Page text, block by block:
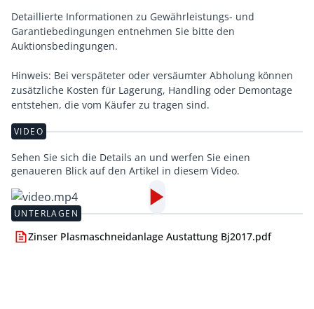
Detaillierte Informationen zu Gewährleistungs- und
Garantiebedingungen entnehmen Sie bitte den
Auktionsbedingungen.
Hinweis: Bei verspäteter oder versäumter Abholung können
zusätzliche Kosten für Lagerung, Handling oder Demontage
entstehen, die vom Käufer zu tragen sind.
VIDEO
Sehen Sie sich die Details an und werfen Sie einen
genaueren Blick auf den Artikel in diesem Video.
UNTERLAGEN
Zinser Plasmaschneidanlage Austattung Bj2017.pdf